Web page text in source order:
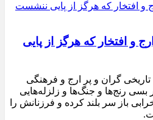
و افتخار که هرگز از پایی
تاریخی گران و پر ارج و فرهنگی
رنج‌ها و جنگ‌ها و زلزله‌هایی
باز سر بلند کرده و فرزنانش را